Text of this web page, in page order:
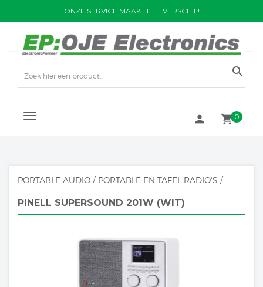
ONZE SERVICE MAAKT HET VERSCHIL!
search
local_grocery_store0
person
TOGGLE
PORTABLE AUDIO / PORTABLE EN TAFEL RADIO'S /
PINELL SUPERSOUND 201W (WIT)